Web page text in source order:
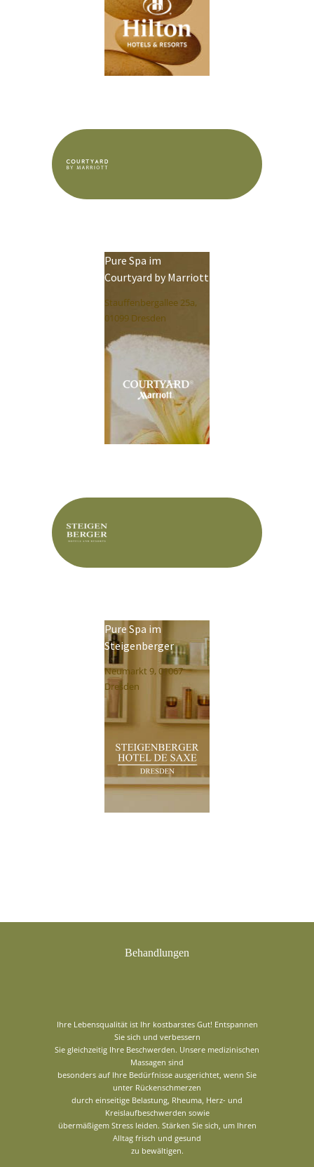
Pure Spa im
Courtyard by Marriott
Stauffenbergallee 25a,
01099 Dresden
Pure Spa im
Steigenberger
Neumarkt 9, 01067
Dresden
Behandlungen
Ihre Lebensqualität ist Ihr kostbarstes Gut! Entspannen
Sie sich und verbessern
Sie gleichzeitig Ihre Beschwerden. Unsere medizinischen
Massagen sind
besonders auf Ihre Bedürfnisse ausgerichtet, wenn Sie
unter Rückenschmerzen
durch einseitige Belastung, Rheuma, Herz- und
Kreislaufbeschwerden sowie
übermäßigem Stress leiden. Stärken Sie sich, um Ihren
Alltag frisch und gesund
zu bewältigen.